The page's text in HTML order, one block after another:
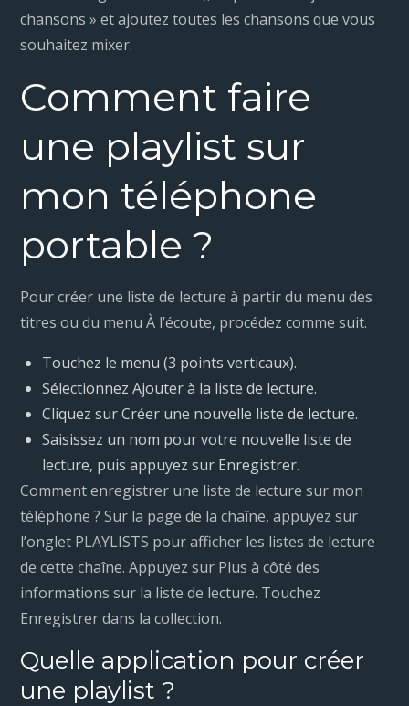
chansons » et ajoutez toutes les chansons que vous
souhaitez mixer.
Comment faire
une playlist sur
mon téléphone
portable ?
Pour créer une liste de lecture à partir du menu des
titres ou du menu À l’écoute, procédez comme suit.
Touchez le menu (3 points verticaux).
Sélectionnez Ajouter à la liste de lecture.
Cliquez sur Créer une nouvelle liste de lecture.
Saisissez un nom pour votre nouvelle liste de
lecture, puis appuyez sur Enregistrer.
Comment enregistrer une liste de lecture sur mon
téléphone ? Sur la page de la chaîne, appuyez sur
l’onglet PLAYLISTS pour afficher les listes de lecture
de cette chaîne. Appuyez sur Plus à côté des
informations sur la liste de lecture. Touchez
Enregistrer dans la collection.
Quelle application pour créer
une playlist ?